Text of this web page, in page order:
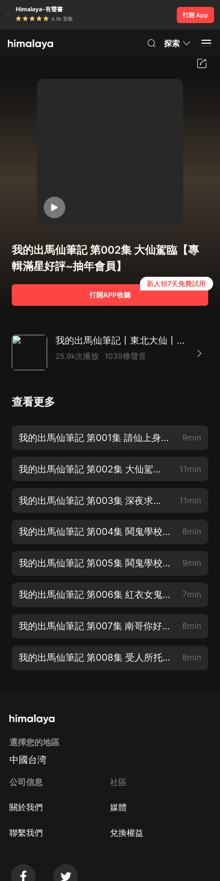
Himalaya-有聲書
4.8k 安裝
打開 App
探索
我的出馬仙筆記 第002集 大仙駕臨【專
輯滿星好評~抽年會員】
打開APP收聽
新人領7天免費試用
我的出馬仙筆記丨東北大仙丨民間恐怖懸疑丨紫襟劇社制作|多人有聲劇
25.9k次播放 1039條聲音
查看更多
我的出馬仙筆記 第001集 請仙上身【東北大仙~全書】 9min
我的出馬仙筆記 第002集 大仙駕臨【專輯滿星好評~抽年會員】 11min
我的出馬仙筆記 第003集 深夜求救【專輯滿星好評~抽年會員】 11min
我的出馬仙筆記 第004集 鬨鬼學校1【專輯滿星好評~抽年會員】 8min
我的出馬仙筆記 第005集 鬨鬼學校2【專輯滿星好評~抽年會員】 9min
我的出馬仙筆記 第006集 紅衣女鬼【求訂閱，評論，月票呦！】 7min
我的出馬仙筆記 第007集 南哥你好【求訂閱，評論，月票呦！】 8min
我的出馬仙筆記 第008集 受人所托1【求訂閱，評論，月票呦！】 8min
選擇您的地區
中國台湾
公司信息
關於我們
聯繫我們
社區
媒體
兌換權益